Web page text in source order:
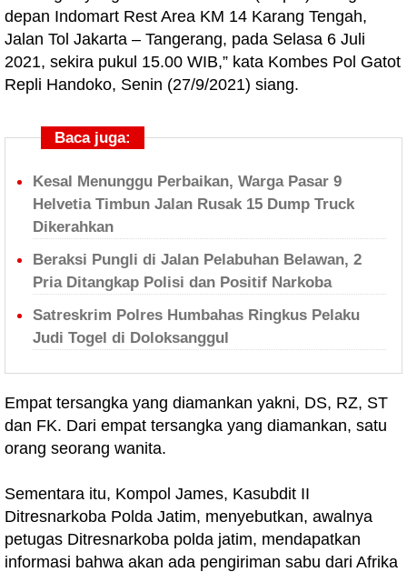
depan Indomart Rest Area KM 14 Karang Tengah,
Jalan Tol Jakarta – Tangerang, pada Selasa 6 Juli
2021, sekira pukul 15.00 WIB,” kata Kombes Pol Gatot
Repli Handoko, Senin (27/9/2021) siang.
Baca juga:
Kesal Menunggu Perbaikan, Warga Pasar 9
Helvetia Timbun Jalan Rusak 15 Dump Truck
Dikerahkan
Beraksi Pungli di Jalan Pelabuhan Belawan, 2
Pria Ditangkap Polisi dan Positif Narkoba
Satreskrim Polres Humbahas Ringkus Pelaku
Judi Togel di Doloksanggul
Empat tersangka yang diamankan yakni, DS, RZ, ST
dan FK. Dari empat tersangka yang diamankan, satu
orang seorang wanita.
Sementara itu, Kompol James, Kasubdit II
Ditresnarkoba Polda Jatim, menyebutkan, awalnya
petugas Ditresnarkoba polda jatim, mendapatkan
informasi bahwa akan ada pengiriman sabu dari Afrika